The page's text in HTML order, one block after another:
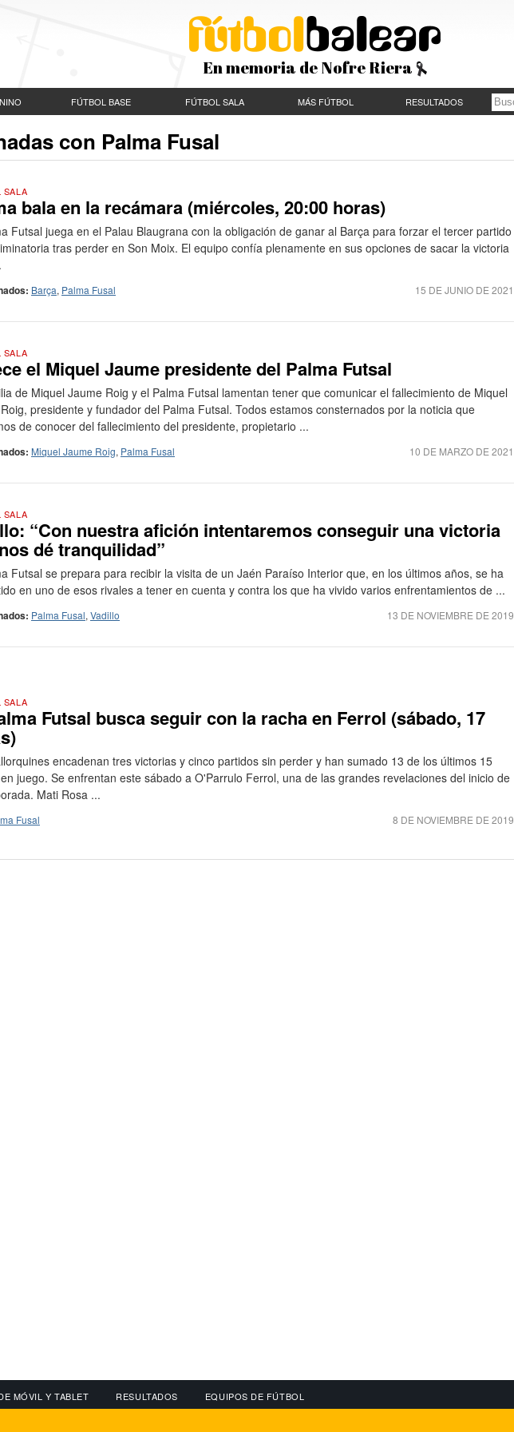
En memoria de Nofre Riera
FÚTBOL BASE FÚTBOL SALA MÁS FÚTBOL RESULTADOS
con Palma Fusal
SALA
bala en la recámara (miércoles, 20:00 horas)
Futsal juega en el Palau Blaugrana con la obligación de ganar al Barça para forzar el tercer partido
tras perder en Son Moix. El equipo confía plenamente en sus opciones de sacar la victoria
15 DE JUNIO DE 2021
Barça, Palma Fusal
SALA
el Miquel Jaume presidente del Palma Futsal
de Miquel Jaume Roig y el Palma Futsal lamentan tener que comunicar el fallecimiento de Miquel
presidente y fundador del Palma Futsal. Todos estamos consternados por la noticia que
de conocer del fallecimiento del presidente, propietario ...
10 DE MARZO DE 2021
Miquel Jaume Roig, Palma Fusal
SALA
“Con nuestra afición intentaremos conseguir una victoria
dé tranquilidad”
Futsal se prepara para recibir la visita de un Jaén Paraíso Interior que, en los últimos años, se ha
en uno de esos rivales a tener en cuenta y contra los que ha vivido varios enfrentamientos de ...
13 DE NOVIEMBRE DE 2019
Palma Fusal, Vadillo
SALA
Futsal busca seguir con la racha en Ferrol (sábado, 17
encadenan tres victorias y cinco partidos sin perder y han sumado 13 de los últimos 15
juego. Se enfrentan este sábado a O'Parrulo Ferrol, una de las grandes revelaciones del inicio de
Mati Rosa ...
8 DE NOVIEMBRE DE 2019
Fusal
MÓVIL Y TABLET RESULTADOS EQUIPOS DE FÚTBOL